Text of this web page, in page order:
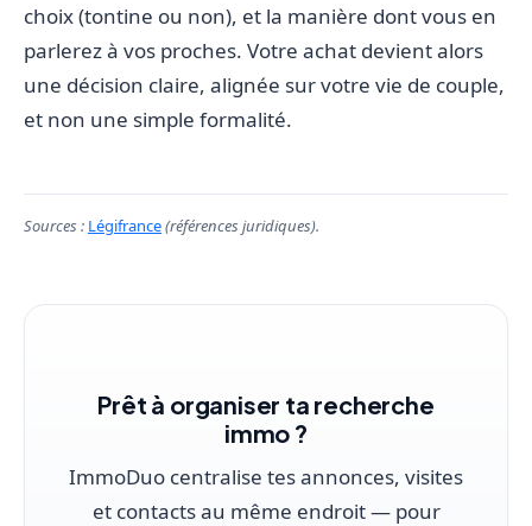
choix (tontine ou non), et la manière dont vous en
parlerez à vos proches. Votre achat devient alors
une décision claire, alignée sur votre vie de couple,
et non une simple formalité.
Sources : Légifrance(références juridiques).
Prêt à organiser ta recherche
immo ?
ImmoDuo centralise tes annonces, visites
et contacts au même endroit — pour